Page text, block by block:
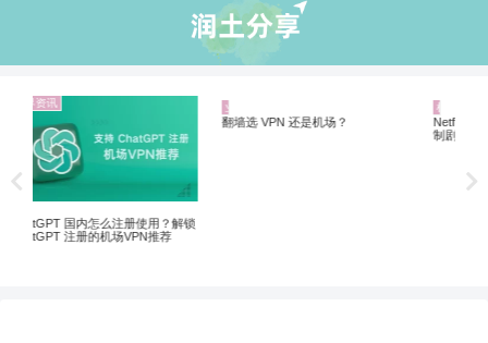
业界资讯
翻墙选 VPN 还是机场？
Netflix 机场推荐：解锁 Netflix 非自